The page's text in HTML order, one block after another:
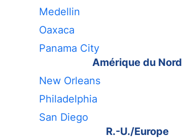
Medellin
Oaxaca
Panama City
Amérique du Nord
New Orleans
Philadelphia
San Diego
R.-U./Europe